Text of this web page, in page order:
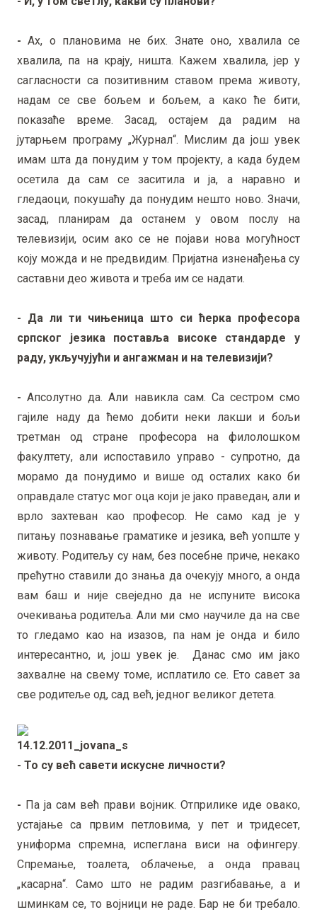
-Ах, о плановима не бих. Знате оно, хвалила се
хвалила, па на крају, ништа. Кажем хвалила, јер у
сагласности са позитивним ставом према животу,
надам се све бољем и бољем, а како ће бити,
показаће време. Засад, остајем да радим на
јутарњем програму „Журнал“. Мислим да још увек
имам шта да понудим у том пројекту, а када будем
осетила да сам се заситила и ја, а наравно и
гледаоци, покушаћу да понудим нешто ново. Значи,
засад, планирам да останем у овом послу на
телевизији, осим ако се не појави нова могућност
коју можда и не предвидим. Пријатна изненађења су
саставни део живота и треба им се надати.
- Да ли ти чињеница што си ћерка професора
српског језика поставља високе стандарде у
раду, укључујући и ангажман и на телевизији?
-Апсолутно да. Али навикла сам. Са сестром смо
гајиле наду да ћемо добити неки лакши и бољи
третман од стране професора на филолошком
факултету, али испоставило управо - супротно, да
морамо да понудимо и више од осталих како би
оправдале статус мог оца који је јако праведан, али и
врло захтеван као професор. Не само кад је у
питању познавање граматике и језика, већ уопште у
животу. Родитељу су нам, без посебне приче, некако
прећутно ставили до знања да очекују много, а онда
вам баш и није свеједно да не испуните висока
очекивања родитеља. Али ми смо научиле да на све
то гледамо као на изазов, па нам је онда и било
интересантно, и, још увек је. Данас смо им јако
захвалне на свему томе, исплатило се. Ето савет за
све родитеље од, сад већ, једног великог детета.
- То су већ савети искусне личности?
- Па ја сам већ прави војник. Отприлике иде овако,
устајање са првим петловима, у пет и тридесет,
униформа спремна, испеглана виси на офингеру.
Спремање, тоалета, облачење, а онда правац
„касарна“. Само што не радим разгибавање, а и
шминкам се, то војници не раде. Бар не би требало.